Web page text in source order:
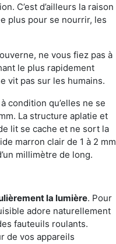
C’est d’ailleurs la raison
plus pour se nourrir, les
ne vous fiez pas à
le plus rapidement
vit pas sur les humains.
condition qu’elles ne se
La structure aplatie et
lit se cache et ne sort la
marron clair de 1 à 2 mm
millimètre de long.
la lumière. Pour
adore naturellement
fauteuils roulants.
de vos appareils